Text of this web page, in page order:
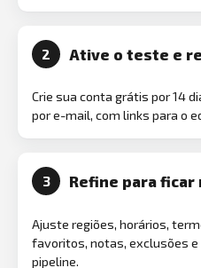
2 Ative o teste e
Crie sua conta grátis por 14
por e-mail, com links para o
3 Refine para ficar
Ajuste regiões, horários,
favoritos, notas, exclusões e
pipeline.